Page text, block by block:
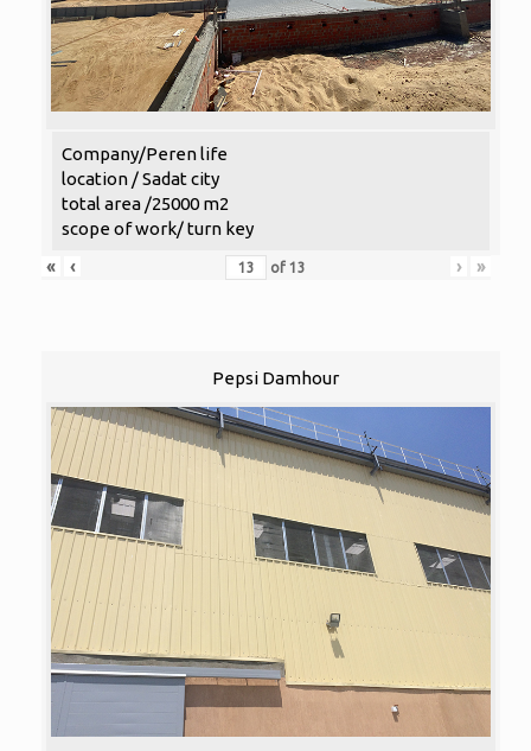
Company/Peren life
location / Sadat city
total area /25000 m2
scope of work/ turn key
«
‹ of 13 › »
Pepsi Damhour